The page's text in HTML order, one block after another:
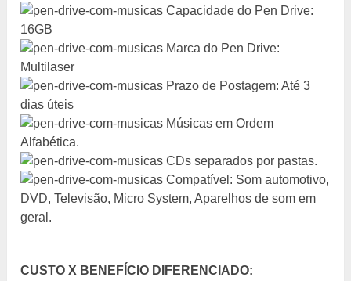
Capacidade do Pen Drive:
16GB
Marca do Pen Drive:
Multilaser
Prazo de Postagem: Até 3
dias úteis
Músicas em Ordem
Alfabética.
CDs separados por pastas.
Compatível: Som automotivo,
DVD, Televisão, Micro System, Aparelhos de som em
geral.
CUSTO X BENEFÍCIO DIFERENCIADO: